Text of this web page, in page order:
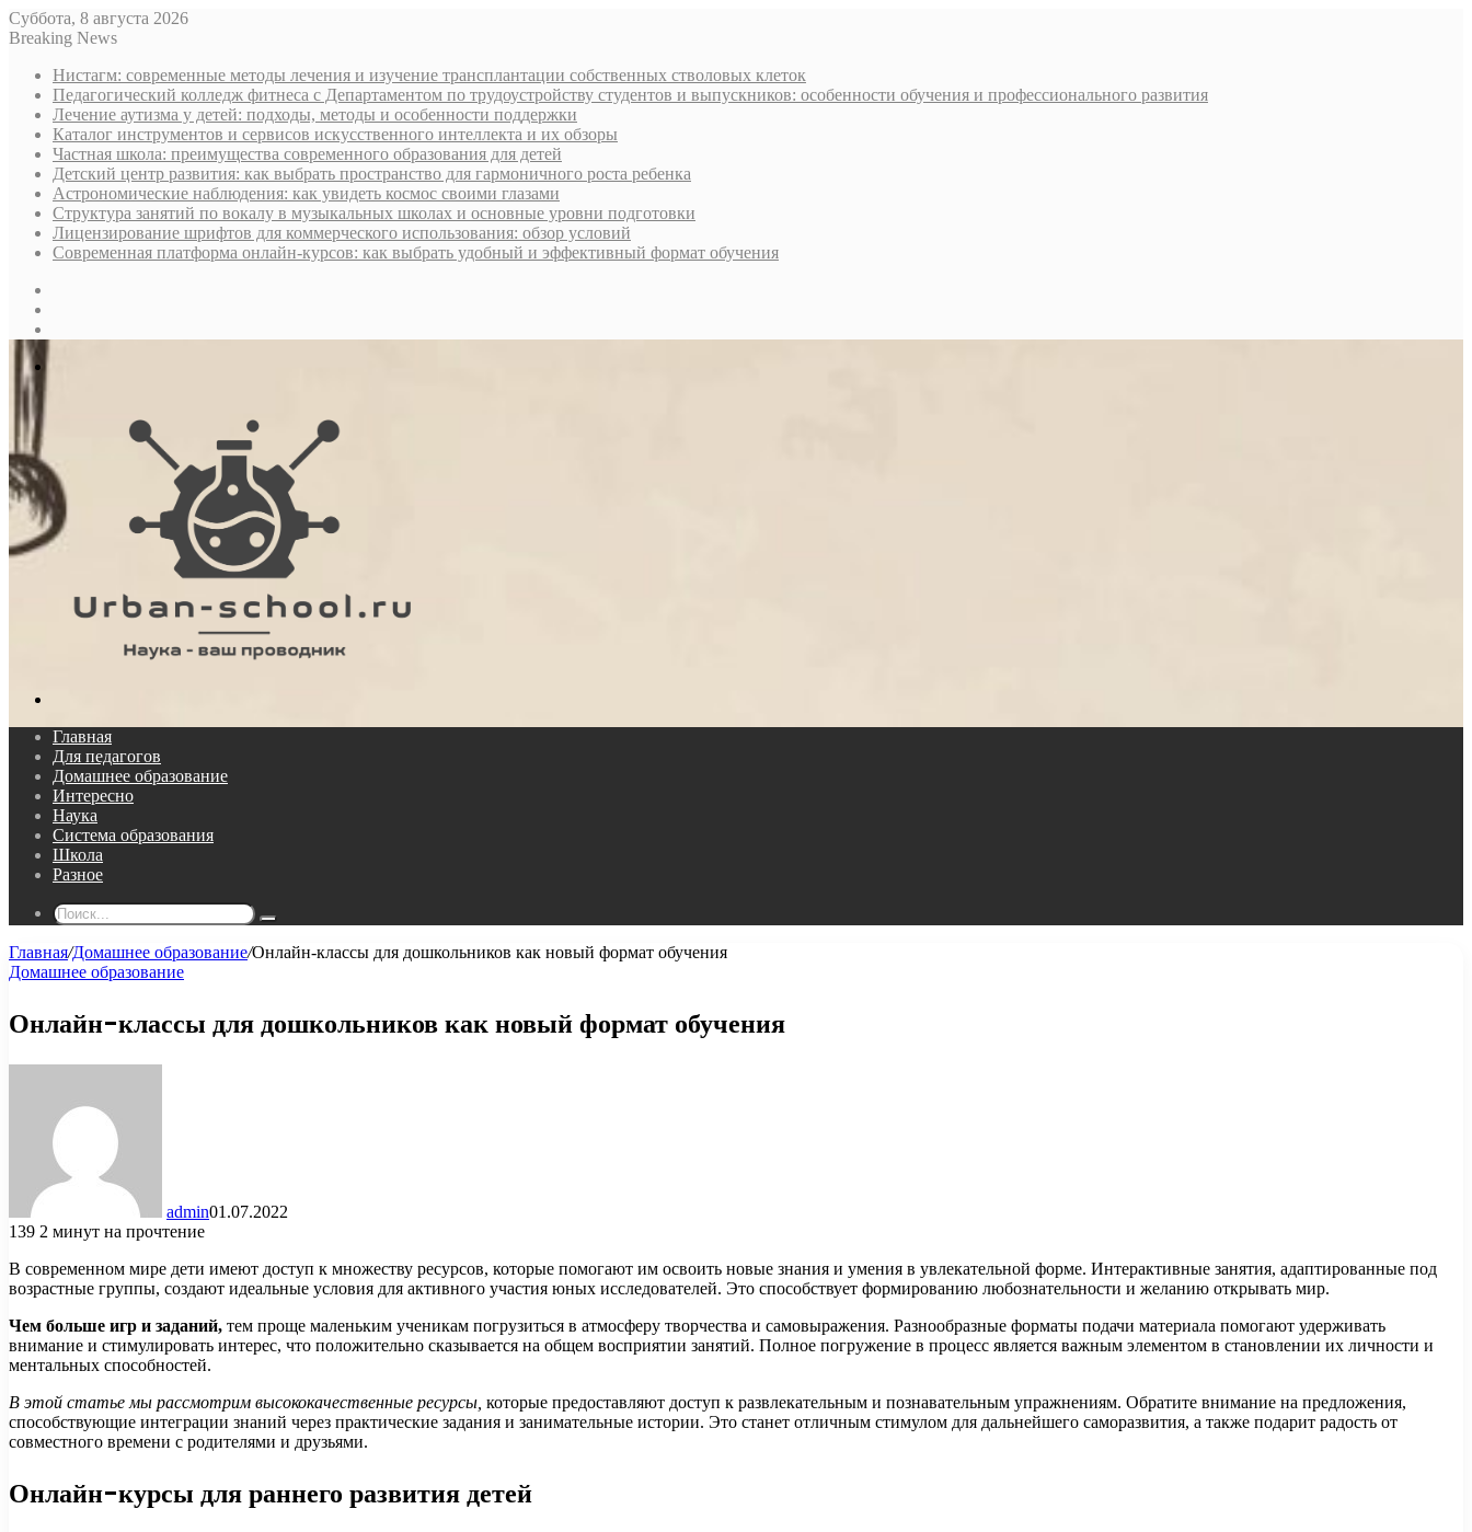
Суббота, 8 августа 2026
Breaking News
Нистагм: современные методы лечения и изучение трансплантации собственных стволовых клеток
Педагогический колледж фитнеса с Департаментом по трудоустройству студентов и выпускников: особенности обучения и профессионального развития
Лечение аутизма у детей: подходы, методы и особенности поддержки
Каталог инструментов и сервисов искусственного интеллекта и их обзоры
Частная школа: преимущества современного образования для детей
Детский центр развития: как выбрать пространство для гармоничного роста ребенка
Астрономические наблюдения: как увидеть космос своими глазами
Структура занятий по вокалу в музыкальных школах и основные уровни подготовки
Лицензирование шрифтов для коммерческого использования: обзор условий
Современная платформа онлайн-курсов: как выбрать удобный и эффективный формат обучения
Главная
Для педагогов
Домашнее образование
Интересно
Наука
Система образования
Школа
Разное
Поиск...
Главная/Домашнее образование/Онлайн-классы для дошкольников как новый формат обучения
Домашнее образование
Онлайн-классы для дошкольников как новый формат обучения
admin01.07.2022
139 2 минут на прочтение
В современном мире дети имеют доступ к множеству ресурсов, которые помогают им освоить новые знания и умения в увлекательной форме. Интерактивные занятия, адаптированные под
возрастные группы, создают идеальные условия для активного участия юных исследователей. Это способствует формированию любознательности и желанию открывать мир.
Чем больше игр и заданий, тем проще маленьким ученикам погрузиться в атмосферу творчества и самовыражения. Разнообразные форматы подачи материала помогают удерживать
внимание и стимулировать интерес, что положительно сказывается на общем восприятии занятий. Полное погружение в процесс является важным элементом в становлении их личности и
ментальных способностей.
В этой статье мы рассмотрим высококачественные ресурсы, которые предоставляют доступ к развлекательным и познавательным упражнениям. Обратите внимание на предложения,
способствующие интеграции знаний через практические задания и занимательные истории. Это станет отличным стимулом для дальнейшего саморазвития, а также подарит радость от
совместного времени с родителями и друзьями.
Онлайн-курсы для раннего развития детей